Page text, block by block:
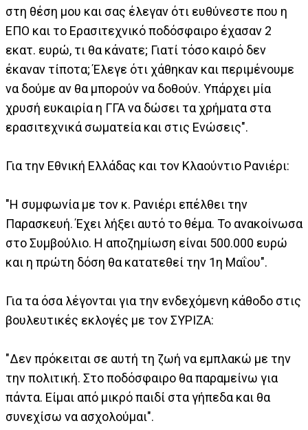
στη θέση μου και σας έλεγαν ότι ευθύνεστε που η
ΕΠΟ και το Ερασιτεχνικό ποδόσφαιρο έχασαν 2
εκατ. ευρώ, τι θα κάνατε; Γιατί τόσο καιρό δεν
έκαναν τίποτα; Έλεγε ότι χάθηκαν και περιμένουμε
να δούμε αν θα μπορούν να δοθούν. Υπάρχει μία
χρυσή ευκαιρία η ΓΓΑ να δώσει τα χρήματα στα
ερασιτεχνικά σωματεία και στις Ενώσεις".
Για την Εθνική Ελλάδας και τον Κλαούντιο Ρανιέρι:
"Η συμφωνία με τον κ. Ρανιέρι επέλθει την
Παρασκευή. Έχει λήξει αυτό το θέμα. Το ανακοίνωσα
στο Συμβούλιο. Η αποζημίωση είναι 500.000 ευρώ
και η πρώτη δόση θα κατατεθεί την 1η Μαΐου".
Για τα όσα λέγονται για την ενδεχόμενη κάθοδο στις
βουλευτικές εκλογές με τον ΣΥΡΙΖΑ:
"Δεν πρόκειται σε αυτή τη ζωή να εμπλακώ με την
την πολιτική. Στο ποδόσφαιρο θα παραμείνω για
πάντα. Είμαι από μικρό παιδί στα γήπεδα και θα
συνεχίσω να ασχολούμαι".